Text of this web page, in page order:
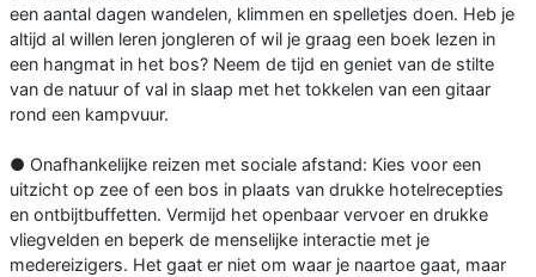
een aantal dagen wandelen, klimmen en spelletjes doen. Heb je
altijd al willen leren jongleren of wil je graag een boek lezen in
een hangmat in het bos? Neem de tijd en geniet van de stilte
van de natuur of val in slaap met het tokkelen van een gitaar
rond een kampvuur.
● Onafhankelijke reizen met sociale afstand: Kies voor een
uitzicht op zee of een bos in plaats van drukke hotelrecepties
en ontbijtbuffetten. Vermijd het openbaar vervoer en drukke
vliegvelden en beperk de menselijke interactie met je
medereizigers. Het gaat er niet om waar je naartoe gaat, maar